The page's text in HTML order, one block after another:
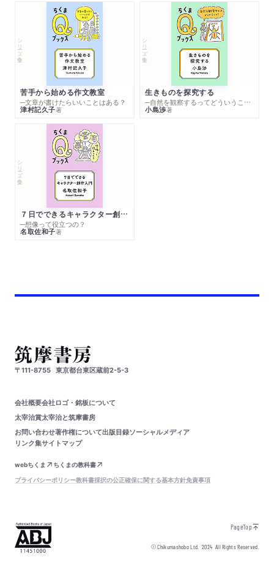
シリーズ・全集
苦手から始める作文教室
─文章が書けたらいいことはある？
津村記久子著
シリーズ・全集
生きものを探究する
─自然を観察するってどういうこと？
小島渉著
シリーズ・全集
７日でできるキャラクター創作入門
─想像って役立つの？
名取佐和子著
〒111-8755 東京都台東区蔵前2-5-3
会社概要会社ロゴ・銘板について
太宰治賞太宰治と筑摩書房
お問い合わせ著作権について出版目録ソーシャルメディア
リンク集サイトマップ
webちくま
ちくまの教科書
プライバシーポリシー教科書採択の公正確保に関する基本方針免責事項
PageTop
© Chikumashobo Ltd.2024 All Rights Reserved.